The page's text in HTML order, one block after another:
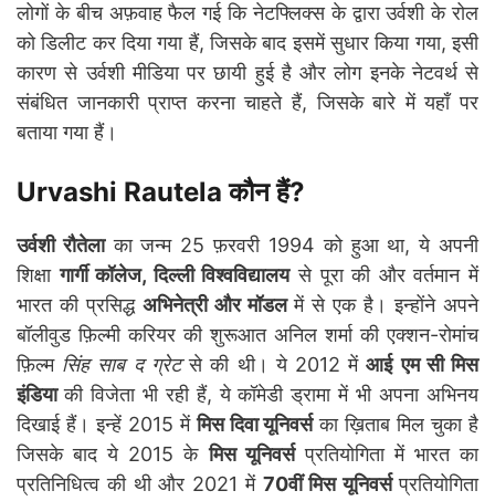
लोगों के बीच अफ़वाह फैल गई कि नेटफ्लिक्स के द्वारा उर्वशी के रोल
को डिलीट कर दिया गया हैं, जिसके बाद इसमें सुधार किया गया, इसी
कारण से उर्वशी मीडिया पर छायी हुई है और लोग इनके नेटवर्थ से
संबंधित जानकारी प्राप्त करना चाहते हैं, जिसके बारे में यहाँ पर
बताया गया हैं।
Urvashi Rautela कौन हैं?
उर्वशी रौतेलाका जन्म 25 फ़रवरी 1994 को हुआ था, ये अपनी
शिक्षागार्गी कॉलेज, दिल्ली विश्वविद्यालयसे पूरा की और वर्तमान में
भारत की प्रसिद्ध अभिनेत्री और मॉडलमें से एक है। इन्होंने अपने
बॉलीवुड फ़िल्मी करियर की शुरूआत अनिल शर्मा की एक्शन-रोमांच
फ़िल्म सिंह साब द ग्रेटसे की थी। ये 2012 मेंआई एम सी मिस
इंडियाकी विजेता भी रही हैं, ये कॉमेडी ड्रामा में भी अपना अभिनय
दिखाई हैं। इन्हें 2015 मेंमिस दिवा यूनिवर्सका ख़िताब मिल चुका है
जिसके बाद ये 2015 केमिस यूनिवर्सप्रतियोगिता में भारत का
प्रतिनिधित्व की थी और 2021 में 70वीं मिस यूनिवर्सप्रतियोगिता